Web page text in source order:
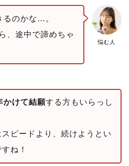
悩む人
るのかな…。
、途中で諦めちゃ
かけて結願する方もいらっし
ピードより、続けようとい
ね！